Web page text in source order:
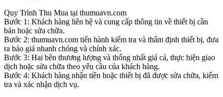
Quy Trình Thu Mua tại thumuavn.com
Bước 1: Khách hàng liên hệ và cung cấp thông tin về thiết bị cần
bán hoặc sửa chữa.
Bước 2: thumuavn.com tiến hành kiểm tra và thẩm định thiết bị, đưa
ra báo giá nhanh chóng và chính xác.
Bước 3: Hai bên thương lượng và thống nhất giá cả, thực hiện giao
dịch hoặc sửa chữa theo yêu cầu của khách hàng.
Bước 4: Khách hàng nhận tiền hoặc thiết bị đã được sửa chữa, kiểm
tra và xác nhận dịch vụ.